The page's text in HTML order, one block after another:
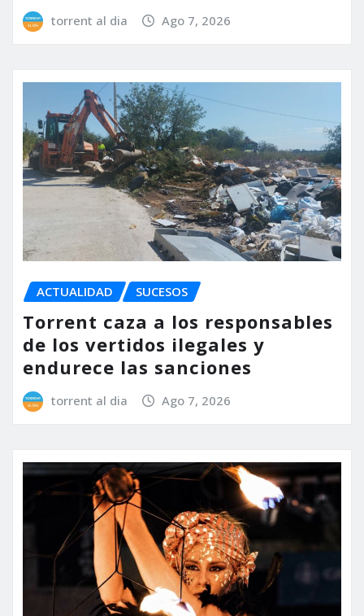
torrent al dia Ago 7, 2026
ACTUALIDAD SUCESOS
Torrent caza a los responsables
de los vertidos ilegales y
endurece las sanciones
torrent al dia Ago 7, 2026